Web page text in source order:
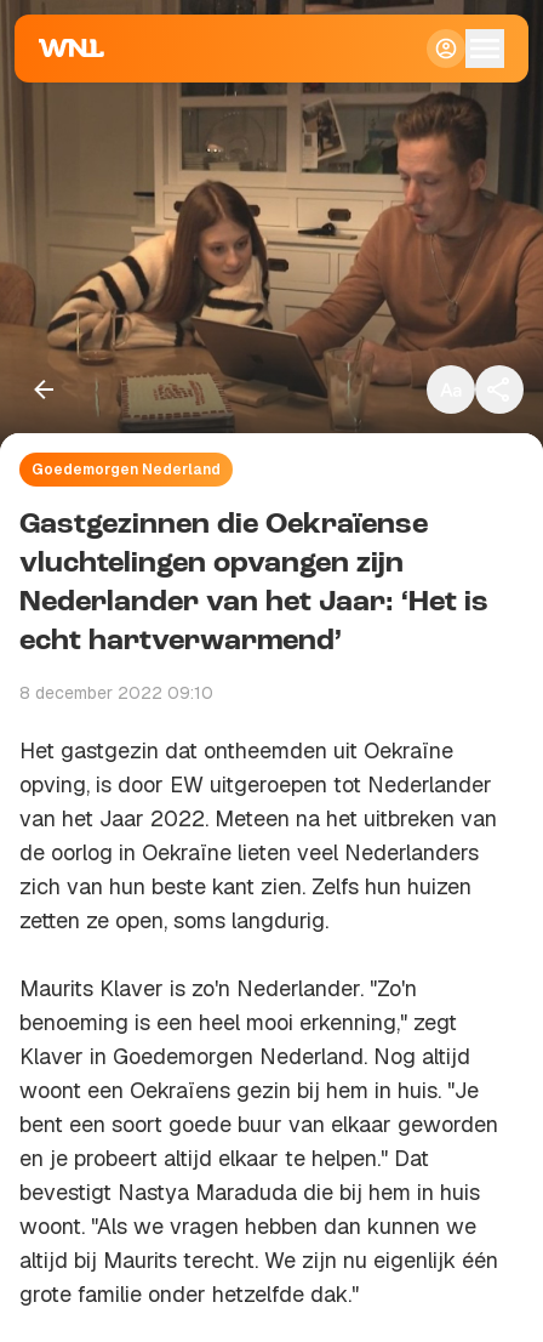
Klein
Standaard
Groot
Goedemorgen Nederland
Gastgezinnen die Oekraïense
vluchtelingen opvangen zijn
Nederlander van het Jaar: ‘Het is
echt hartverwarmend’
8 december 2022 09:10
Het gastgezin dat ontheemden uit Oekraïne
opving, is door EW uitgeroepen tot Nederlander
van het Jaar 2022. Meteen na het uitbreken van
de oorlog in Oekraïne lieten veel Nederlanders
zich van hun beste kant zien. Zelfs hun huizen
zetten ze open, soms langdurig.
Maurits Klaver is zo'n Nederlander. "Zo'n
benoeming is een heel mooi erkenning," zegt
Klaver in Goedemorgen Nederland. Nog altijd
woont een Oekraïens gezin bij hem in huis. "Je
bent een soort goede buur van elkaar geworden
en je probeert altijd elkaar te helpen." Dat
bevestigt Nastya Maraduda die bij hem in huis
woont. "Als we vragen hebben dan kunnen we
altijd bij Maurits terecht. We zijn nu eigenlijk één
grote familie onder hetzelfde dak."